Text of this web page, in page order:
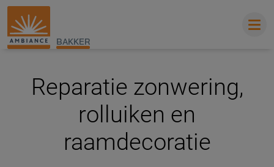
BAKKER
Reparatie zonwering,
rolluiken en
raamdecoratie